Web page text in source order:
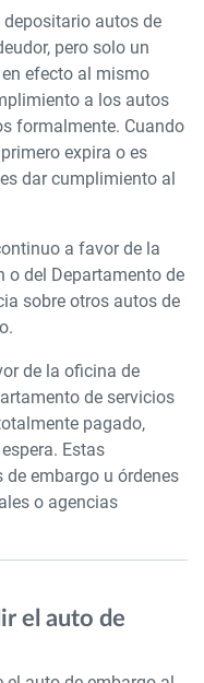
autos de
pero solo un
efecto al mismo
a los autos
formalmente. Cuando
expira o es
dar cumplimiento al
a favor de la
o del Departamento de
sobre otros autos de
de la oficina de
de servicios
pagado,
Estas
embargo u órdenes
o agencias
el auto de